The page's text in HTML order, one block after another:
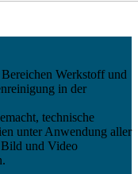
Werkstoff und
in der
technische
unter Anwendung aller
und Video